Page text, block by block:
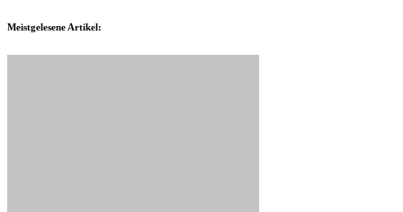
Meistgelesene Artikel: